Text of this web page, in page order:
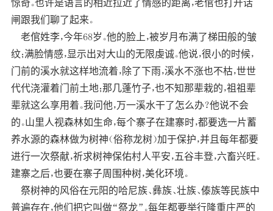
惊奇。也许是语言的相近拉近了情感的距离，老倌也打开话
闸跟我们聊了起来。
老倌姓李，今年68岁。他的脸上，被岁月布满了梯田般的皱
纹；满脸情感，显示出对大山的无限虔诚。他说，很小的时候，
门前的溪水就这样地流着，除了下雨，溪水不涨也不枯，世世
代代浇灌着门前土地；那几蓬竹子，也不知那辈栽的，祖祖辈
辈就这么享用着。我问他，万一溪水干了怎么办？他说不会
的。山里人视森林如生命，每个寨子在建寨时，都要选一片蓄
养水源的森林做为树神（俗称龙树）加于保护，并且每年都要
进行一次祭献，祈求树神保佑村人平安，五谷丰登，六畜兴旺。
建寨之后，也要在寨子周围种树，美化环境。
祭树神的风俗在元阳的哈尼族、彝族、壮族、傣族等民族中
普遍存在，他们把它叫做“祭龙”。每年都要举行隆重庄严的